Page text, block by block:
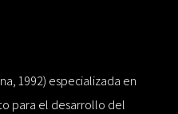
1992) especializada en
para el desarrollo del